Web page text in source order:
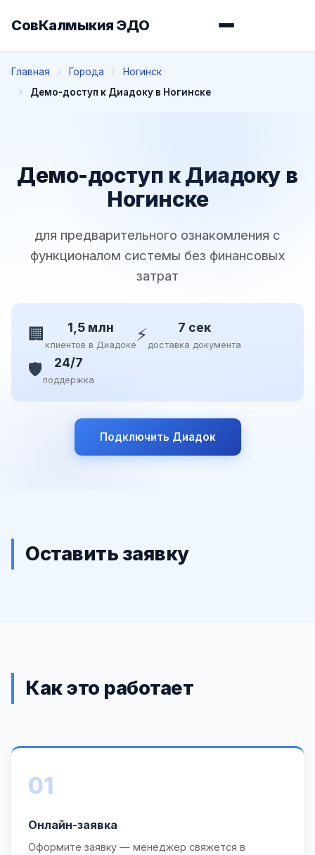
СовКалмыкия ЭДО
Главная Города
Ногинск
Демо-доступ к Диадоку в Ногинске
Демо-доступ к Диадоку в
Ногинске
для предварительного ознакомления с
функционалом системы без финансовых
затрат
🏢 1,5 млн
клиентов в Диадоке⚡ 7 сек
доставка документа
🛡️ 24/7
поддержка
Подключить Диадок
Оставить заявку
Как это работает
01
Онлайн-заявка
Оформите заявку — менеджер свяжется в